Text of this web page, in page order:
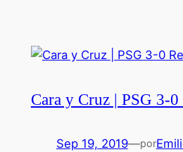
Cara y Cruz | PSG 3-
Sep 19, 2019—por